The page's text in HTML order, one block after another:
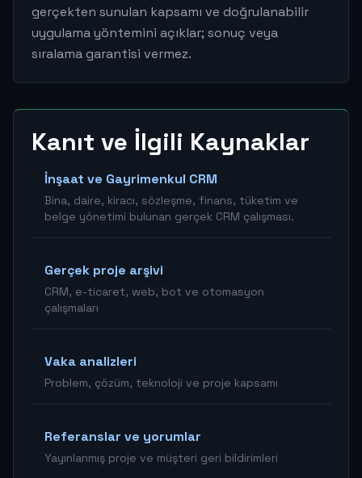
gerçekten sunulan kapsamı ve doğrulanabilir
uygulama yöntemini açıklar; sonuç veya
sıralama garantisi vermez.
Kanıt ve İlgili Kaynaklar
İnşaat ve Gayrimenkul CRM
Bina, daire, kiracı, sözleşme, finans, tüketim ve
belge yönetimi bulunan gerçek CRM çalışması.
Gerçek proje arşivi
CRM, e-ticaret, web, bot ve otomasyon
çalışmaları
Vaka analizleri
Problem, çözüm, teknoloji ve proje kapsamı
Referanslar ve yorumlar
Yayınlanmış proje ve müşteri geri bildirimleri